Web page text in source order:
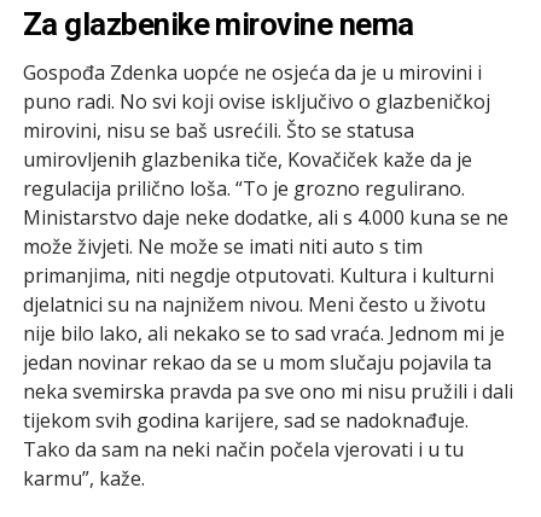
Za glazbenike mirovine nema
Gospođa Zdenka uopće ne osjeća da je u mirovini i
puno radi. No svi koji ovise isključivo o glazbeničkoj
mirovini, nisu se baš usrećili. Što se statusa
umirovljenih glazbenika tiče, Kovačiček kaže da je
regulacija prilično loša. “To je grozno regulirano.
Ministarstvo daje neke dodatke, ali s 4.000 kuna se ne
može živjeti. Ne može se imati niti auto s tim
primanjima, niti negdje otputovati. Kultura i kulturni
djelatnici su na najnižem nivou. Meni često u životu
nije bilo lako, ali nekako se to sad vraća. Jednom mi je
jedan novinar rekao da se u mom slučaju pojavila ta
neka svemirska pravda pa sve ono mi nisu pružili i dali
tijekom svih godina karijere, sad se nadoknađuje.
Tako da sam na neki način počela vjerovati i u tu
karmu”, kaže.